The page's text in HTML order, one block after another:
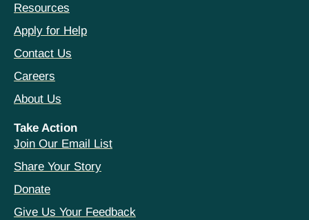
Resources
Apply for Help
Contact Us
Careers
About Us
Take Action
Join Our Email List
Share Your Story
Donate
Give Us Your Feedback